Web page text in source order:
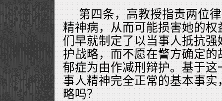
第四条，高教授指责两位
精神病，从而可能损害她的
们早就制定了以当事人抵抗
护战略，而不愿在警方确定
郁症为由作减刑辩护。基于
事人精神完全正常的基本事
略吗？